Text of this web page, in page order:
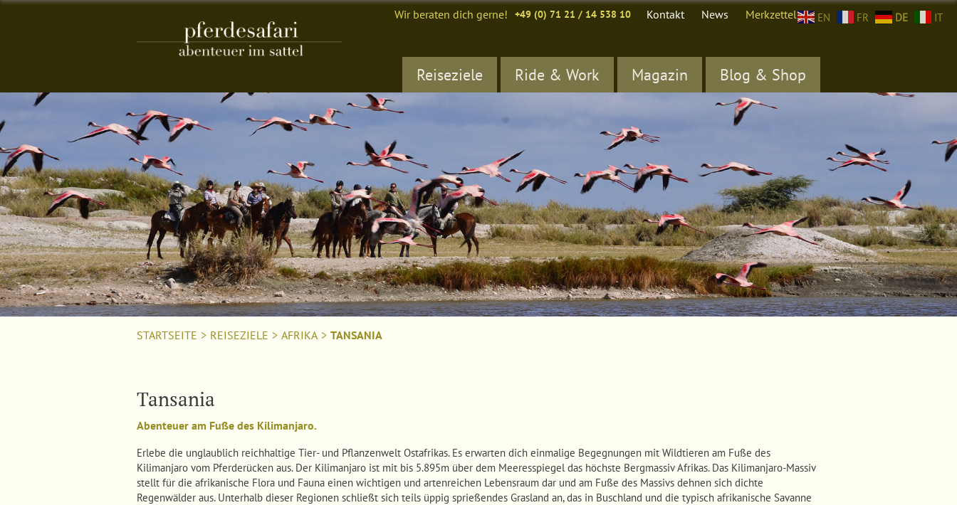
+49 (0) 71 21 / 14 538 10 Kontakt News Merkzettel (0)
Wir beraten dich gerne!
Reiseziele Ride & Work Magazin Blog & Shop
STARTSEITE > REISEZIELE > AFRIKA > TANSANIA
Tansania
Abenteuer am Fuße des Kilimanjaro.
Erlebe die unglaublich reichhaltige Tier- und Pflanzenwelt Ostafrikas. Es erwarten dich einmalige Begegnungen mit Wildtieren am Fuße des
Kilimanjaro vom Pferderücken aus. Der Kilimanjaro ist mit bis 5.895m über dem Meeresspiegel das höchste Bergmassiv Afrikas. Das Kilimanjaro-Massiv
stellt für die afrikanische Flora und Fauna einen wichtigen und artenreichen Lebensraum dar und am Fuße des Massivs dehnen sich dichte
Regenwälder aus. Unterhalb dieser Regionen schließt sich teils üppig sprießendes Grasland an, das in Buschland und die typisch afrikanische Savanne
EN FR DE IT